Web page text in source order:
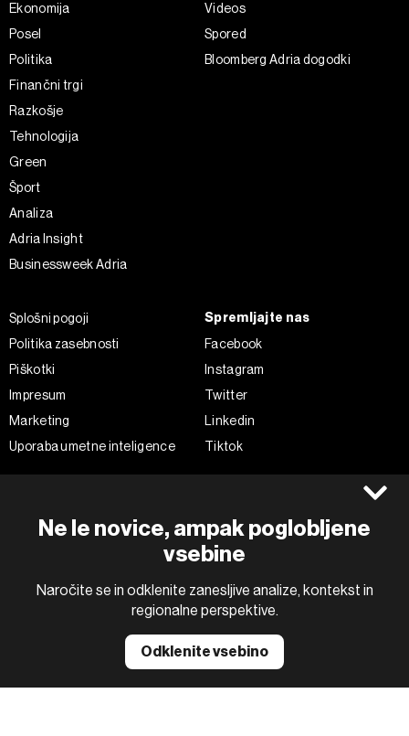
Ne le novice, ampak poglobljene
vsebine
Naročite se in odklenite zanesljive analize, kontekst in
regionalne perspektive.
Odklenite vsebino
Ekonomija
Posel
Politika
Finančni trgi
Razkošje
Tehnologija
Green
Šport
Analiza
Adria Insight
Businessweek Adria
Videos
Spored
Bloomberg Adria dogodki
Splošni pogoji
Politika zasebnosti
Piškotki
Impresum
Marketing
Uporaba umetne inteligence
Spremljajte nas
Facebook
Instagram
Twitter
Linkedin
Tiktok
the BLOOMBERG logo are registered trademarks and service marks of
Bloomberg Finance L.P. or its subsidiaries, displayed with permission
Bloomberg Adria is a Mtel Swiss SA Property